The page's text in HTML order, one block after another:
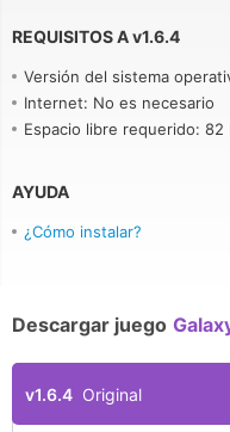
REQUISITOS Av1.6.4
Versión del sistema
Internet: No es necesario
Espacio libre requerido:
AYUDA
¿Cómo instalar?
Descargar juego
v1.6.4 Original